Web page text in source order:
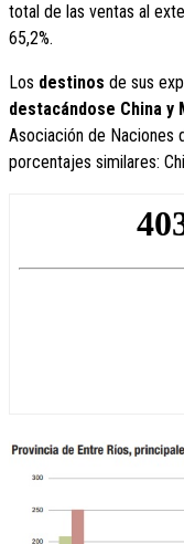
total de las ventas al
65,2%.
Los destinos de sus
destacándose China y
Asociación de Naciones
porcentajes similares: